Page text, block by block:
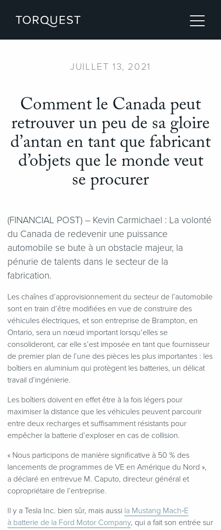
JUILLET 13, 2021
Comment le Canada peut
retrouver un peu de sa gloire
d’antan en tant que fabricant
d’objets que le monde veut
se procurer
(FINANCIAL POST) – Kevin Carmichael : La volonté
du Canada de redevenir une puissance
automobile se bute à un obstacle majeur, la
pénurie de talents dans le secteur de la
fabrication.
Les chaînes d’approvisionnement du secteur de l’automobile
sont en train d’être modifiées en vue de construire des
véhicules électriques, et son entreprise de Brampton, en
Ontario, sera un nœud important lorsqu’elles se
consolideront, car elle s’est imposée en tant que fournisseur
de premier plan de l’une des pièces les plus importantes : les
boîtiers en aluminium qui protègent les batteries, un délicat
travail d’ingénierie.
Les boîtiers doivent en effet être à la fois légers pour
maximiser la distance que les véhicules peuvent parcourir
entre deux recharges et suffisamment résistants pour
empêcher la batterie d’exploser en cas de collision.
« Nous participons de manière significative à 50 % des
lancements de programmes de VE en Amérique du Nord »,
a déclaré en entrevue M. Caputo, directeur général et
copropriétaire de l’entreprise.
Il y a Tesla Inc. bien sûr, mais aussi la Mustang Mach‑E
à batterie de la Ford Motor Company, qui a fait son entrée sur